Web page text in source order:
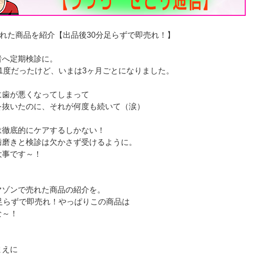
た商品を紹介【出品後30分足らずで即売れ！】
定期検診に。
だったけど、いまは3ヶ月ごとになりました。
が悪くなってしまって
いたのに、それが何度も続いて（涙）
底的にケアするしかない！
きと検診は欠かさず受けるように。
です～！
ンで売れた商品の紹介を。
らずで即売れ！やっぱりこの商品は
！
に